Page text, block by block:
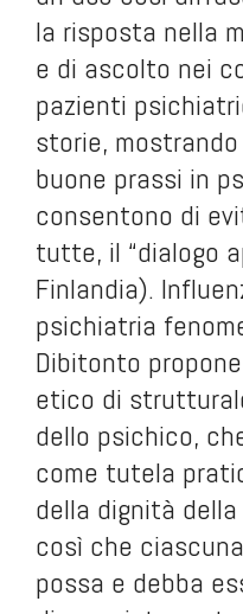
la risposta nella
e di ascolto nei
pazienti
storie,
buone prassi in
consentono di
tutte, il “dialogo
Finlandia).
psichiatria
Dibitonto
etico di
dello psichico,
come tutela
della dignità
così che
possa e debba